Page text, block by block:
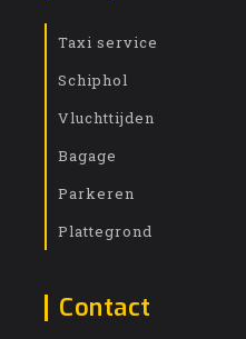
Taxi service
Schiphol
Vluchttijden
Bagage
Parkeren
Plattegrond
Contact